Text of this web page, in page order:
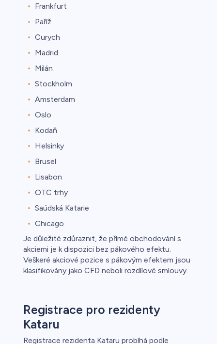
Frankfurt
Paříž
Curych
Madrid
Milán
Stockholm
Amsterdam
Oslo
Kodaň
Helsinky
Brusel
Lisabon
OTC trhy
Saúdská Katarie
Chicago
Je důležité zdůraznit, že přímé obchodování s
akciemi je k dispozici bez pákového efektu.
Veškeré akciové pozice s pákovým efektem jsou
klasifikovány jako CFD neboli rozdílové smlouvy.
Registrace pro rezidenty
Kataru
Registrace rezidenta Kataru probíhá podle